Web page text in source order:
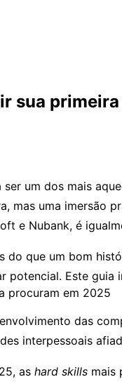
sua
um dos mais
mas uma imersão
e Nubank, é
do que um bom
potencial. Este guia
procuram em 2025
das
interpessoais
as hard skills mais